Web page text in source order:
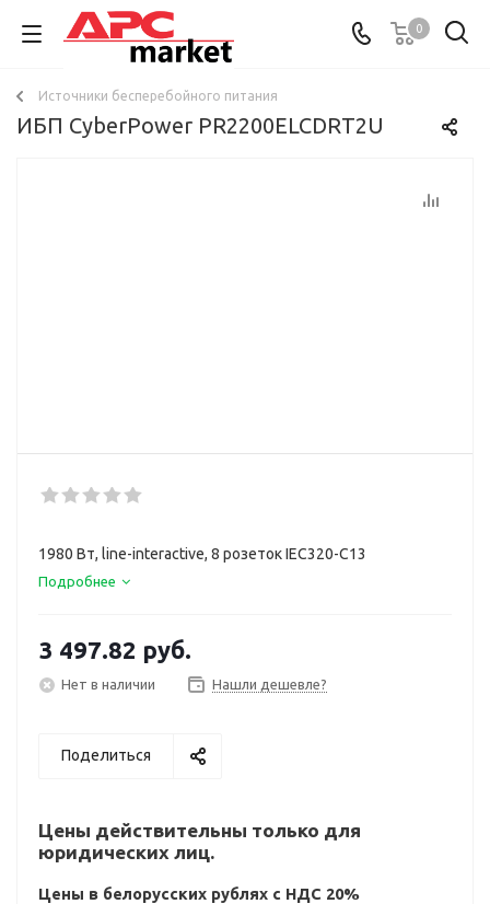
0
Источники бесперебойного питания
ИБП CyberPower PR2200ELCDRT2U
1980 Вт, line-interactive, 8 розеток IEC320-C13
Подробнее
3 497.82 руб.
Нет в наличии Нашли дешевле?
Поделиться
Цены действительны только для
юридических лиц.
Цены в белорусских рублях с НДС 20%